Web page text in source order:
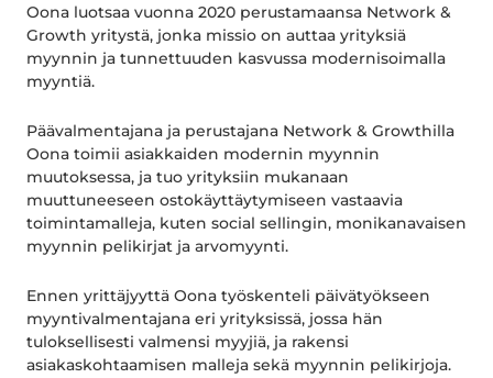
Oona luotsaa vuonna 2020 perustamaansa Network &
Growth yritystä, jonka missio on auttaa yrityksiä
myynnin ja tunnettuuden kasvussa modernisoimalla
myyntiä.
Päävalmentajana ja perustajana Network & Growthilla
Oona toimii asiakkaiden modernin myynnin
muutoksessa, ja tuo yrityksiin mukanaan
muuttuneeseen ostokäyttäytymiseen vastaavia
toimintamalleja, kuten social sellingin, monikanavaisen
myynnin pelikirjat ja arvomyynti.
Ennen yrittäjyyttä Oona työskenteli päivätyökseen
myyntivalmentajana eri yrityksissä, jossa hän
tuloksellisesti valmensi myyjiä, ja rakensi
asiakaskohtaamisen malleja sekä myynnin pelikirjoja.